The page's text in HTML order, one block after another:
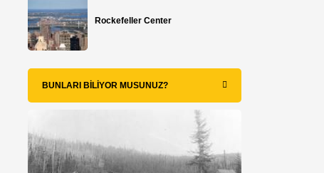
Rockefeller Center
BUNLARI BILIYOR MUSUNUZ?